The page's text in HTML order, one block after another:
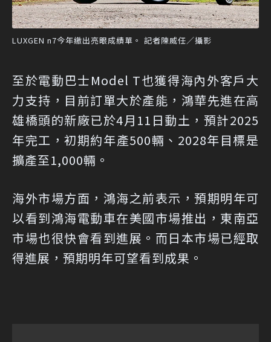
LUXGEN n7今年繳出亮眼成績單。 記者陳威任／攝影
至於電動巴士Model T也獲得海內外客戶大
力支持，目前訂單大於產能，鴻華先進在高
雄橋頭的新廠已於4月11日動土，預計2025
年完工，初期約年產500輛、2028年目標是
擴產至1,000輛。
海外市場方面，鴻海之前表示，預期明年可
以看到鴻海電動車在美國市場推出，東南亞
市場也很快會看到進展。而日本市場已經取
得進展，預期明年可望看到成果。